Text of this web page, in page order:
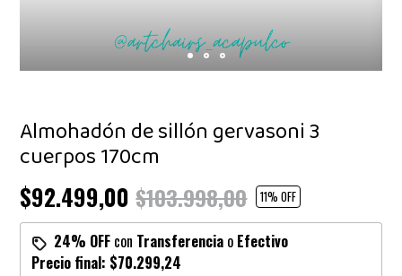
Almohadón de sillón gervasoni 3
cuerpos 170cm
$92.499,00$103.998,00 11% OFF
24% OFF con Transferencia o Efectivo
Precio final: $70.299,24